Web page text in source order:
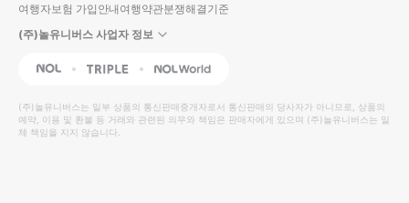
여행자보험 가입안내여행약관분쟁해결기준
(주)놀유니버스 사업자 정보
NOL Triple Interpark Global
(주)놀유니버스는 일부 상품의 통신판매중개자로서 통신판매의 당사자가 아니므로, 상품의
예약, 이용 및 환불 등 거래와 관련된 의무와 책임은 판매자에게 있으며 (주)놀유니버스는 일
체 책임을 지지 않습니다.